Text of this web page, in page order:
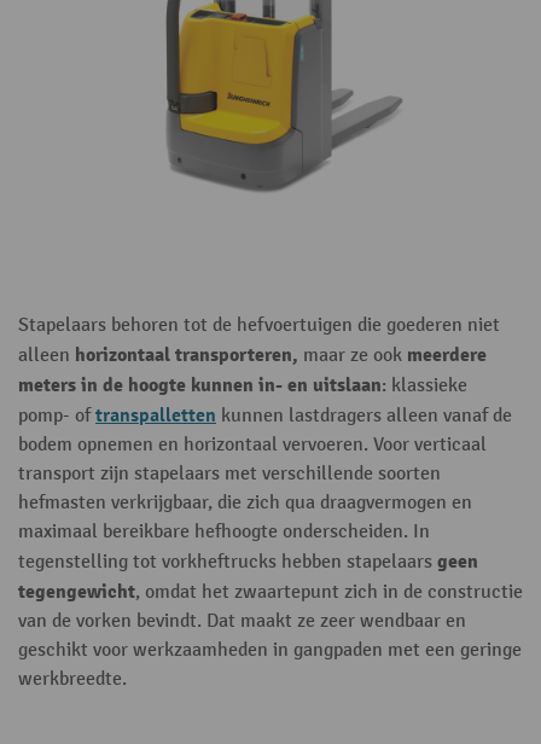
Stapelaars behoren tot de hefvoertuigen die goederen niet
alleen horizontaal transporteren, maar ze ook meerdere
meters in de hoogte kunnen in- en uitslaan: klassieke
pomp- oftranspalletten kunnen lastdragers alleen vanaf de
bodem opnemen en horizontaal vervoeren. Voor verticaal
transport zijn stapelaars met verschillende soorten
hefmasten verkrijgbaar, die zich qua draagvermogen en
maximaal bereikbare hefhoogte onderscheiden. In
tegenstelling tot vorkheftrucks hebben stapelaars geen
tegengewicht, omdat het zwaartepunt zich in de constructie
van de vorken bevindt. Dat maakt ze zeer wendbaar en
geschikt voor werkzaamheden in gangpaden met een geringe
werkbreedte.